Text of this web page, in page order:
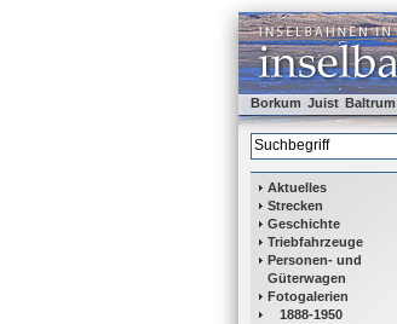
Borkum Juist Baltrum
Aktuelles
Strecken
Geschichte
Triebfahrzeuge
Personen- und
Güterwagen
Fotogalerien
1888-1950